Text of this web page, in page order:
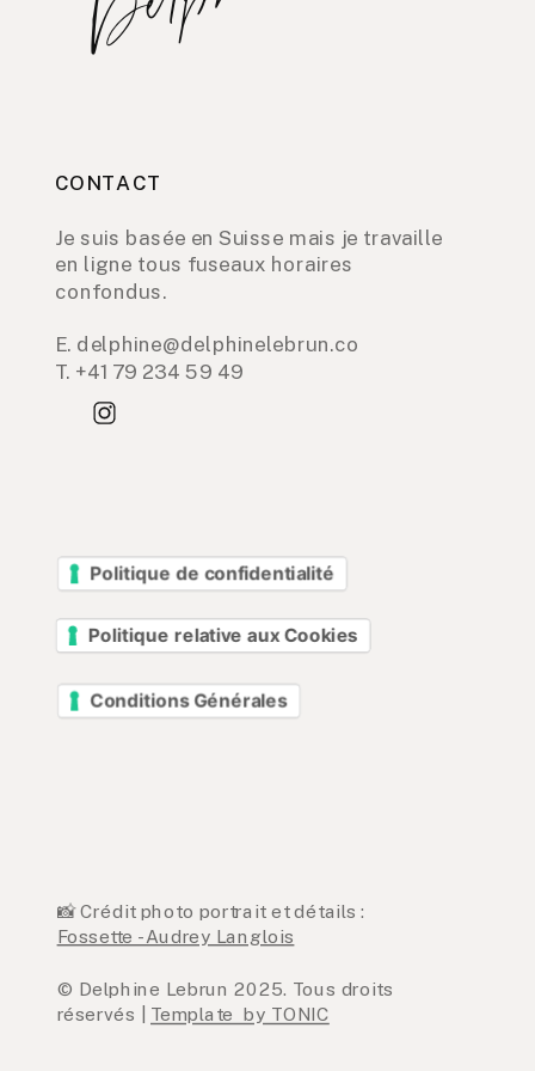
CONTACT
Je suis basée en Suisse mais je travaille
en ligne tous fuseaux horaires
confondus.
E. delphine@delphinelebrun.co
T. +41 79 234 59 49
© Delphine Lebrun 2025. Tous droits
réservés | Template by TONIC
Politique de confidentialité
Politique relative aux Cookies
Conditions Générales
📸 Crédit photo portrait et détails :
Fossette - Audrey Langlois